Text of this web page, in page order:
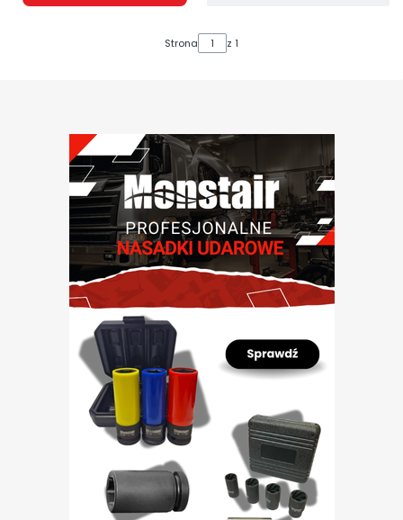
Strona z 1